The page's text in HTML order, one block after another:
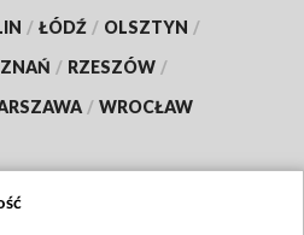
/ ŁÓDŹ / OLSZTYN /
/ RZESZÓW /
/ WROCŁAW